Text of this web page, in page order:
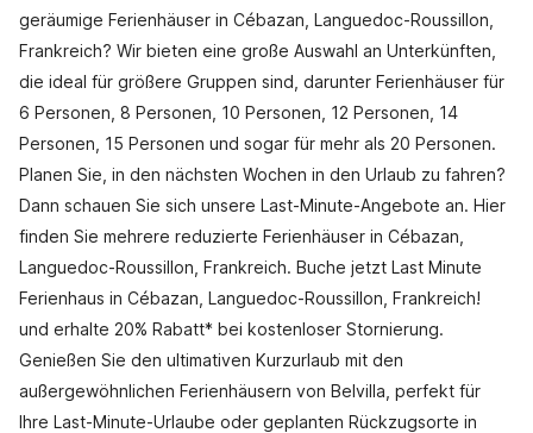
geräumige Ferienhäuser in Cébazan, Languedoc-Roussillon,
Frankreich? Wir bieten eine große Auswahl an Unterkünften,
die ideal für größere Gruppen sind, darunter Ferienhäuser für
6 Personen, 8 Personen, 10 Personen, 12 Personen, 14
Personen, 15 Personen und sogar für mehr als 20 Personen.
Planen Sie, in den nächsten Wochen in den Urlaub zu fahren?
Dann schauen Sie sich unsere Last-Minute-Angebote an. Hier
finden Sie mehrere reduzierte Ferienhäuser in Cébazan,
Languedoc-Roussillon, Frankreich. Buche jetzt Last Minute
Ferienhaus in Cébazan, Languedoc-Roussillon, Frankreich!
und erhalte 20% Rabatt* bei kostenloser Stornierung.
Genießen Sie den ultimativen Kurzurlaub mit den
außergewöhnlichen Ferienhäusern von Belvilla, perfekt für
Ihre Last-Minute-Urlaube oder geplanten Rückzugsorte in